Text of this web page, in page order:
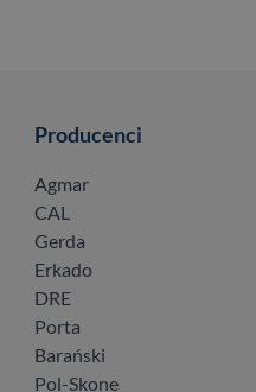
Producenci
Agmar
CAL
Gerda
Erkado
DRE
Porta
Barański
Pol-Skone